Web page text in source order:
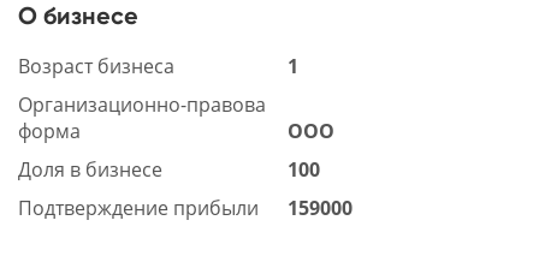
О бизнесе
Возраст бизнеса
1
Организационно-правова
форма
ООО
Доля в бизнесе
100
Подтверждение прибыли
159000